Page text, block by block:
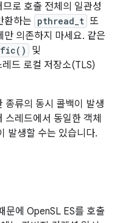
로 호출 전체의 일관성
환하는 pthread_t 또
만 의존하지 마세요. 같은
및
레드 로컬 저장소(TLS)
종류의 동시 콜백이 발생
스레드에서 동일한 객체
발생할 수는 있습니다.
문에 OpenSL ES를 호출